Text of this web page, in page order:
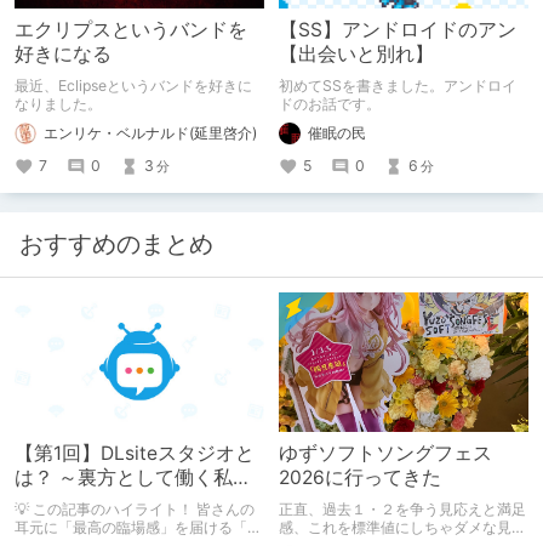
エクリプスというバンドを
好きになる
最近、Eclipseというバンドを好きに
なりました。
エンリケ・ベルナルド(延里啓介)
7
0 3 分
【SS】アンドロイドのアン
【出会いと別れ】
初めてSSを書きました。アンドロイ
ドのお話です。
催眠の民
5
0 6 分
おすすめのまとめ
【第1回】DLsiteスタジオと
は？ ～裏方として働く私た
ちの紹介
💡 この記事のハイライト！ 皆さんの
耳元に「最高の臨場感」を届ける「サ
ゆずソフトソングフェス
2026に行ってきた
正直、過去１・２を争う見応えと満足
感、これを標準値にしちゃダメな見本